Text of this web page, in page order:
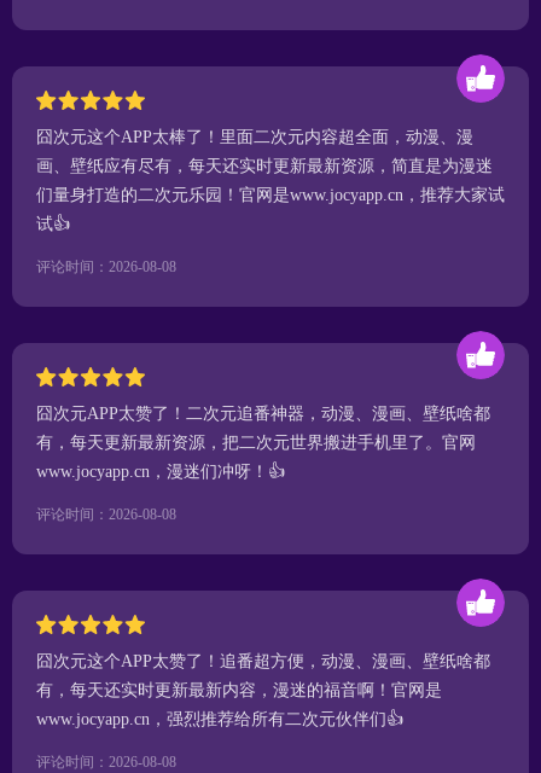
囧次元这个APP太棒了！里面二次元内容超全面，动漫、漫
画、壁纸应有尽有，每天还实时更新最新资源，简直是为漫迷
们量身打造的二次元乐园！官网是www.jocyapp.cn，推荐大家试
试👍
评论时间：2026-08-08
囧次元APP太赞了！二次元追番神器，动漫、漫画、壁纸啥都
有，每天更新最新资源，把二次元世界搬进手机里了。官网
www.jocyapp.cn，漫迷们冲呀！👍
评论时间：2026-08-08
囧次元这个APP太赞了！追番超方便，动漫、漫画、壁纸啥都
有，每天还实时更新最新内容，漫迷的福音啊！官网是
www.jocyapp.cn，强烈推荐给所有二次元伙伴们👍
评论时间：2026-08-08